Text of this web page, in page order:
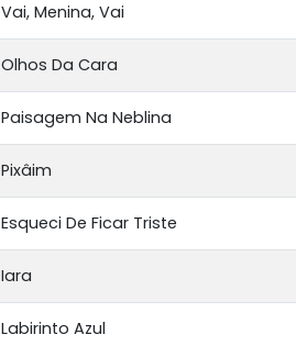
Vai, Menina, Vai
Olhos Da Cara
Paisagem Na Neblina
Pixâim
Esqueci De Ficar Triste
Iara
Labirinto Azul